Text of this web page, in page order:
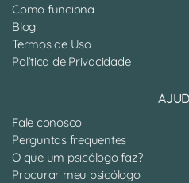
Como funciona
Blog
Termos de Uso
Política de Privacidade
Fale conosco
Perguntas frequentes
O que um psicólogo faz?
Procurar meu psicólogo